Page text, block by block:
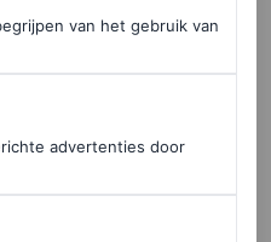
van het gebruik van
advertenties door